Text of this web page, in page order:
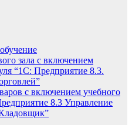
зала с включением
“1С: Предприятие 8.3.
с включением учебного
8.3 Управление